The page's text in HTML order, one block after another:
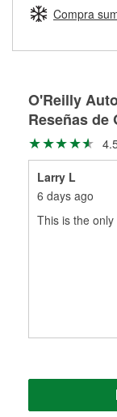
Más información
medirán tus
ser rectificados
partes de
Compra
O'Reilly
Reseñas de
Larry L
6 days ago
This is the